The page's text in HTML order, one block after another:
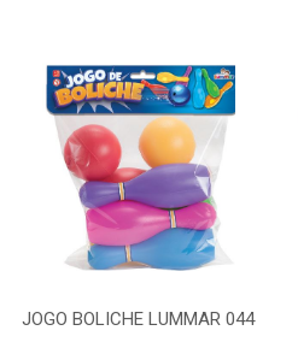
JOGO BOLICHE LUMMAR 044